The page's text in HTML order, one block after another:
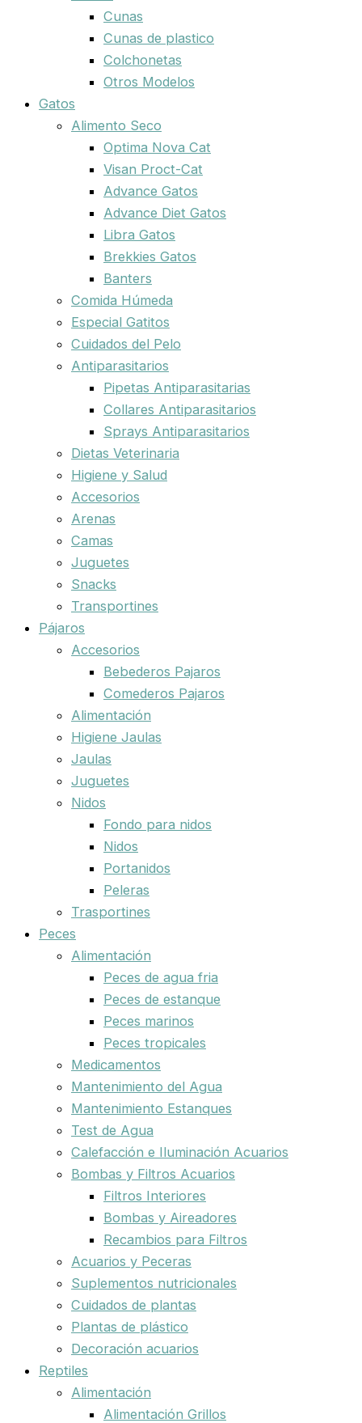
Cunas
Cunas de plastico
Colchonetas
Otros Modelos
Gatos
Alimento Seco
Optima Nova Cat
Visan Proct-Cat
Advance Gatos
Advance Diet Gatos
Libra Gatos
Brekkies Gatos
Banters
Comida Húmeda
Especial Gatitos
Cuidados del Pelo
Antiparasitarios
Pipetas Antiparasitarias
Collares Antiparasitarios
Sprays Antiparasitarios
Dietas Veterinaria
Higiene y Salud
Accesorios
Arenas
Camas
Juguetes
Snacks
Transportines
Pájaros
Accesorios
Bebederos Pajaros
Comederos Pajaros
Alimentación
Higiene Jaulas
Jaulas
Juguetes
Nidos
Fondo para nidos
Nidos
Portanidos
Peleras
Trasportines
Peces
Alimentación
Peces de agua fria
Peces de estanque
Peces marinos
Peces tropicales
Medicamentos
Mantenimiento del Agua
Mantenimiento Estanques
Test de Agua
Calefacción e Iluminación Acuarios
Bombas y Filtros Acuarios
Filtros Interiores
Bombas y Aireadores
Recambios para Filtros
Acuarios y Peceras
Suplementos nutricionales
Cuidados de plantas
Plantas de plástico
Decoración acuarios
Reptiles
Alimentación
Alimentación Grillos